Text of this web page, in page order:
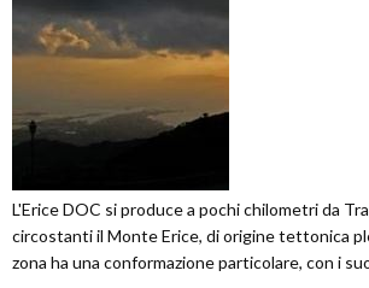
L'Erice DOC si produce a pochi chilometri da
circostanti il Monte Erice, di origine tettonica
zona ha una conformazione particolare, con i